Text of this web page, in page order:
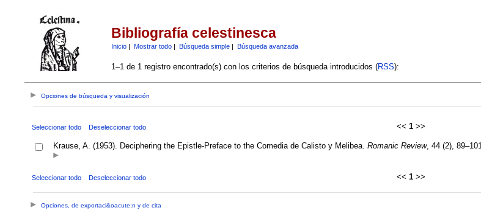
Bibliografía celestinesca
Inicio| Mostrar todo| Búsqueda simple| Búsqueda avanzada
1–1 de 1 registro encontrado(s) con los criterios de búsqueda introducidos (RSS):
Opciones de búsqueda y visualización
Seleccionar todo Deseleccionar todo << 1>>
Krause, A. (1953). Deciphering the Epistle-Preface to the Comedia de Calisto y Melibea. Romanic Review, 44 (2), 89–101.
Seleccionar todo Deseleccionar todo << 1>>
Opciones, de exportaci&oacute;n y de cita